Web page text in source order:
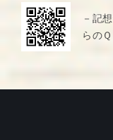
－記
らの